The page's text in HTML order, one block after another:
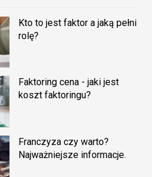
Kto to jest faktor a jaką pełni
rolę?
Faktoring cena - jaki jest
koszt faktoringu?
Franczyza czy warto?
Najważniejsze informacje.